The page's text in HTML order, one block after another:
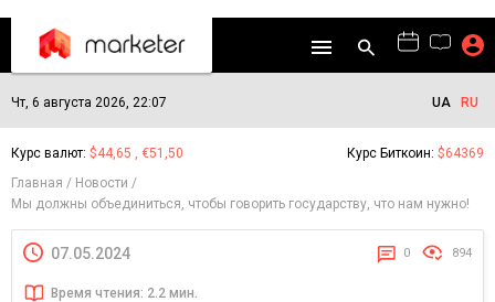
Чт, 6 августа 2026, 22:07 UA RU
Курс валют: $44,65 , €51,50 Курс Биткоин: $64369
Главная
Новости
Мы должны объединиться, чтобы говорить государству, что нам нужно!
07.05.2024 0 894
Время чтения: 2.2 мин.